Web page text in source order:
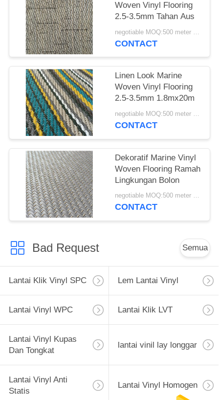
Woven Vinyl Flooring
2.5-3.5mm Tahan Aus
negotiable MOQ:500 meter persegi
CONTACT
Linen Look Marine
Woven Vinyl Flooring
2.5-3.5mm 1.8mx20m
negotiable MOQ:500 meter persegi
CONTACT
Dekoratif Marine Vinyl
Woven Flooring Ramah
Lingkungan Bolon
negotiable MOQ:500 meter persegi
CONTACT
Bad Request Semua
Lantai Klik Vinyl SPC Lem Lantai Vinyl
Lantai Vinyl WPC Lantai Klik LVT
Lantai Vinyl Kupas
Dan Tongkat
lantai vinil lay longgar
Lantai Vinyl Anti
Statis
Lantai Vinyl Homogen